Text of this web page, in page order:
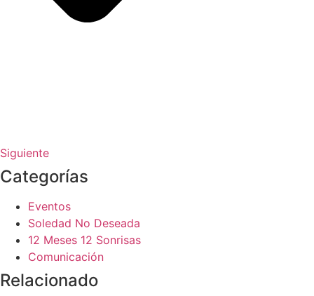
Siguiente
Categorías
Eventos
Soledad No Deseada
12 Meses 12 Sonrisas
Comunicación
Relacionado